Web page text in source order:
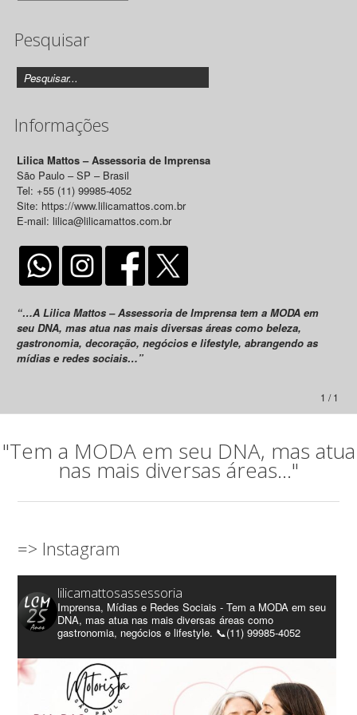
Releases
Pesquisar
Informações
Lilica Mattos – Assessoria de Imprensa
São Paulo – SP – Brasil
Tel: +55 (11) 99985-4052
Site: https://www.lilicamattos.com.br
E-mail: lilica@lilicamattos.com.br
“…A Lilica Mattos – Assessoria de Imprensa tem a MODA em
seu DNA, mas atua nas mais diversas áreas como beleza,
gastronomia, decoração, negócios e lifestyle, abrangendo as
mídias e redes sociais…”
1 / 1
"Tem a MODA em seu DNA, mas atua
nas mais diversas áreas..."
=> Instagram
lilicamattosassessoria
Imprensa, Mídias e Redes Sociais - Tem a MODA em seu
DNA, mas atua nas mais diversas áreas como
gastronomia, negócios e lifestyle. 📞(11) 99985-4052